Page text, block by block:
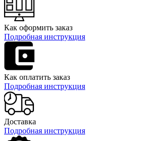
Как оформить заказ
Подробная инструкция
Как оплатить заказ
Подробная инструкция
Доставка
Подробная инструкция